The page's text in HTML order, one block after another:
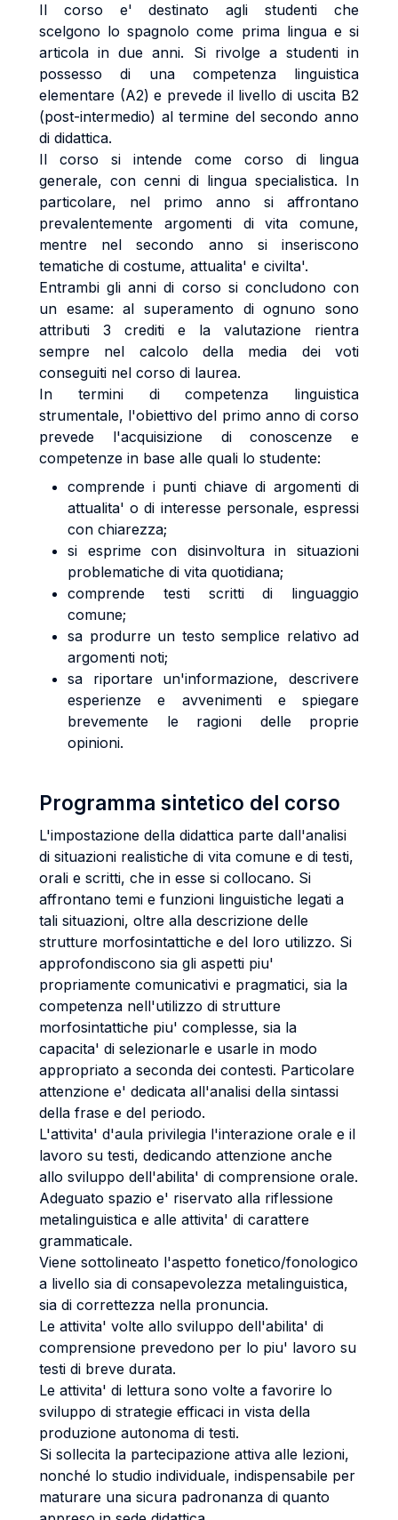
Il corso e' destinato agli studenti che
scelgono lo spagnolo come prima lingua e si
articola in due anni. Si rivolge a studenti in
possesso di una competenza linguistica
elementare (A2) e prevede il livello di uscita B2
(post-intermedio) al termine del secondo anno
di didattica.
Il corso si intende come corso di lingua
generale, con cenni di lingua specialistica. In
particolare, nel primo anno si affrontano
prevalentemente argomenti di vita comune,
mentre nel secondo anno si inseriscono
tematiche di costume, attualita' e civilta'.
Entrambi gli anni di corso si concludono con
un esame: al superamento di ognuno sono
attributi 3 crediti e la valutazione rientra
sempre nel calcolo della media dei voti
conseguiti nel corso di laurea.
In termini di competenza linguistica
strumentale, l'obiettivo del primo anno di corso
prevede l'acquisizione di conoscenze e
competenze in base alle quali lo studente:
comprende i punti chiave di argomenti di
attualita' o di interesse personale, espressi
con chiarezza;
si esprime con disinvoltura in situazioni
problematiche di vita quotidiana;
comprende testi scritti di linguaggio
comune;
sa produrre un testo semplice relativo ad
argomenti noti;
sa riportare un'informazione, descrivere
esperienze e avvenimenti e spiegare
brevemente le ragioni delle proprie
opinioni.
Programma sintetico del corso
L'impostazione della didattica parte dall'analisi
di situazioni realistiche di vita comune e di testi,
orali e scritti, che in esse si collocano. Si
affrontano temi e funzioni linguistiche legati a
tali situazioni, oltre alla descrizione delle
strutture morfosintattiche e del loro utilizzo. Si
approfondiscono sia gli aspetti piu'
propriamente comunicativi e pragmatici, sia la
competenza nell'utilizzo di strutture
morfosintattiche piu' complesse, sia la
capacita' di selezionarle e usarle in modo
appropriato a seconda dei contesti. Particolare
attenzione e' dedicata all'analisi della sintassi
della frase e del periodo.
L'attivita' d'aula privilegia l'interazione orale e il
lavoro su testi, dedicando attenzione anche
allo sviluppo dell'abilita' di comprensione orale.
Adeguato spazio e' riservato alla riflessione
metalinguistica e alle attivita' di carattere
grammaticale.
Viene sottolineato l'aspetto fonetico/fonologico
a livello sia di consapevolezza metalinguistica,
sia di correttezza nella pronuncia.
Le attivita' volte allo sviluppo dell'abilita' di
comprensione prevedono per lo piu' lavoro su
testi di breve durata.
Le attivita' di lettura sono volte a favorire lo
sviluppo di strategie efficaci in vista della
produzione autonoma di testi.
Si sollecita la partecipazione attiva alle lezioni,
nonché lo studio individuale, indispensabile per
maturare una sicura padronanza di quanto